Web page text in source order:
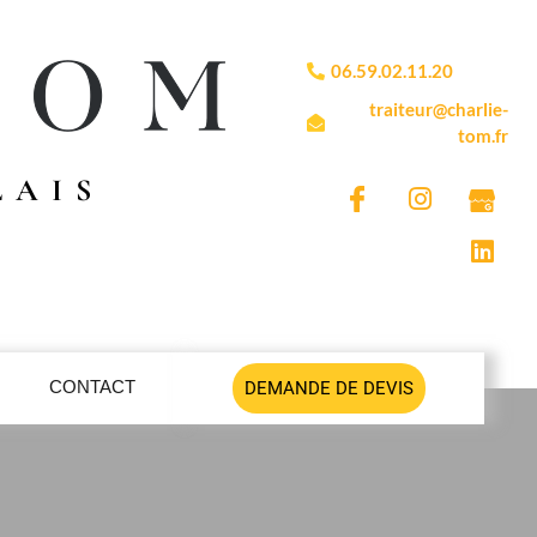
06.59.02.11.20
traiteur@charlie-
tom.fr
CONTACT DEMANDE DE DEVIS